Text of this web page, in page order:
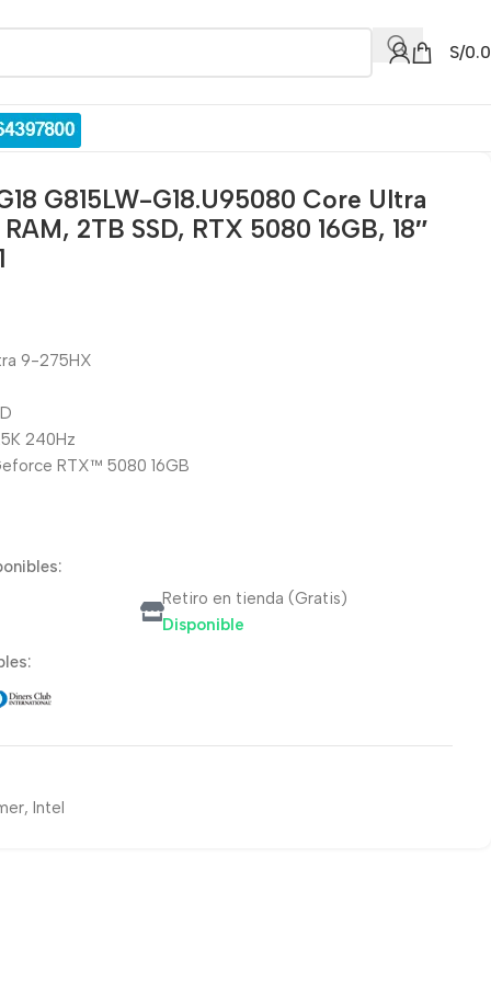
S/
G815LW-G18.U95080 Core Ultra
2TB SSD, RTX 5080 16GB, 18″
9-275HX
240Hz
RTX™ 5080 16GB
Retiro en tienda (Gratis)
Disponible
, Intel